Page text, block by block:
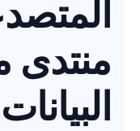
منتدى
البيانات